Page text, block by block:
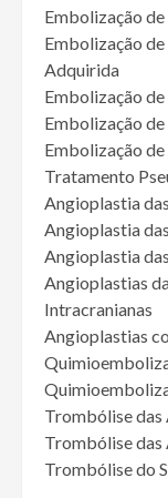
Embolização
Embolização
Adquirida
Embolização
Embolização
Embolização
Tratamento
Angioplastia
Angioplastia
Angioplastia
Angioplastias
Intracranianas
Angioplastias
Trombólise das
Trombólise das
Trombólise do